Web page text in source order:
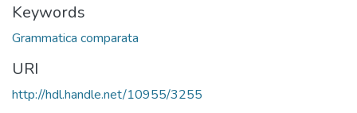
Keywords
Grammatica comparata
URI
http://hdl.handle.net/10955/3255